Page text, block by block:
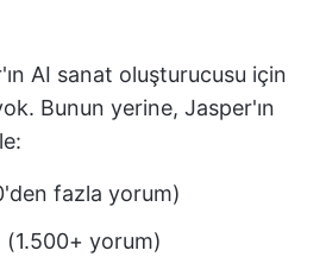
AI sanat oluşturucusu için
Bunun yerine, Jasper'ın
fazla yorum)
(1.500+ yorum)